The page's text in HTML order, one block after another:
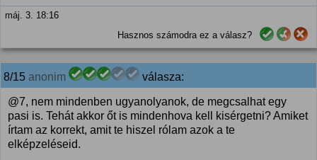
máj. 3. 18:16
Hasznos számodra ez a válasz?
8/15 anonim válasza:
@7, nem mindenben ugyanolyanok, de megcsalhat egy
pasi is. Tehát akkor őt is mindenhova kell kisérgetni? Amiket
írtam az korrekt, amit te hiszel rólam azok a te
elképzeléseid.